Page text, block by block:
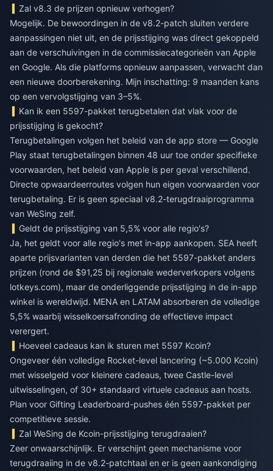
Zal v8.3 de prijzen opnieuw verhogen?
Mogelijk. De bewoordingen in de v8.2-patch sluiten verdere
aanpassingen niet uit, en de prijsstijging was direct gekoppeld
aan de verschuivingen in de commissiecategorieën van Apple
en Google. Als die platforms opnieuw aanpassen, verwacht dan
een nieuwe doorberekening. Mijn inschatting: 9 maanden kans
op een vervolgstijging van 3–5%.
Kan ik een 5597-pakket terugbetalen dat vlak voor de
prijsstijging is gekocht?
Terugbetalingen volgen het beleid van de app store — Google
Play staat terugbetalingen binnen 48 uur toe onder specifieke
voorwaarden, het beleid van Apple is per geval verschillend.
Directe opwaardeerroutes volgen hun eigen voorwaarden voor
terugbetaling. Er is geen speciaal v8.2-terugdraaiprogramma
van WeSing zelf.
Geldt de prijsstijging van 5,5% voor alle regio's?
Ja, het geldt voor alle regio's met in-app aankopen. SEA heeft
aparte prijsvarianten van derden die het 5597-pakket anders
prijzen (rond de $91,25 bij regionale wederverkopers volgens
lotkeys.com), maar de onderliggende prijsstijging in de in-app
winkel is wereldwijd. MENA en LATAM absorberen de volledige
5,5% waarbij wisselkoersafronding de effectieve impact
verergert.
Hoeveel cadeaus kan ik sturen met 5597 Kcoin?
Ongeveer één volledige Rocket-level lancering (~5.000 Kcoin)
met wisselgeld voor kleinere cadeaus, twee Castle-level
uitwisselingen, of 30+ standaard virtuele cadeaus aan hosts.
Plan voor Gifting Leaderboard-pushes één 5597-pakket per
competitieve sessie.
Zal WeSing de Kcoin-prijsstijging terugdraaien?
Zeer onwaarschijnlijk. Er verschijnt geen mechanisme voor
terugdraaiing in de v8.2-patchtaal en er is geen aankondiging